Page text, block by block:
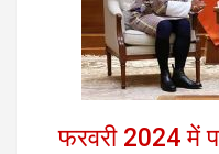
फरवरी 2024 में